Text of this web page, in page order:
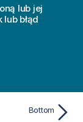
lub jej
błąd
Bottom